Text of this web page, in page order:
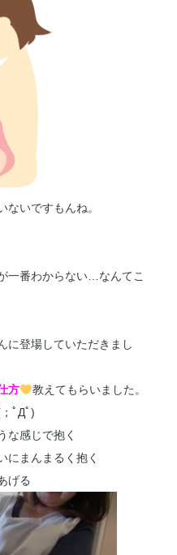
ないですもんね。
一番わからない…なんてこ
に登場していただきまし
方
教えてもらいました。
ﾟДﾟ)
な感じで抱く
まんまるく抱く
げる